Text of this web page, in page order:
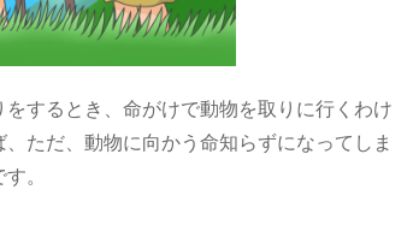
するとき、命がけで動物を取りに行くわけ
ただ、動物に向かう命知らずになってしま
。